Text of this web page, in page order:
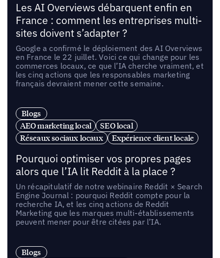
Les AI Overviews débarquent enfin en
France : comment les entreprises multi-
sites doivent s’adapter ?
Google a confirmé le déploiement des AI Overviews
en France le 22 juillet. Voici ce qui change pour les
commerces locaux, ce que l’IA cherche vraiment, et
les cinq actions que les responsables marketing
français devraient mener cette semaine.
Blogs
AEO marketing local
SEO local
Réseaux sociaux locaux
Expérience client locale
Pourquoi optimiser vos propres pages
alors que l’IA lit Reddit à la place ?
Un récapitulatif de notre webinaire Reddit × Search
Engine Journal : pourquoi Reddit compte pour la
recherche IA, et les cinq actions de Reddit
Marketing que les marques multi-établissements
peuvent mener pour être citées par l’IA.
Blogs